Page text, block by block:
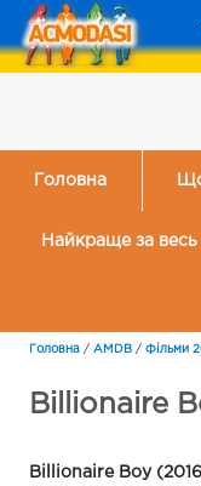
Головна
Найкраще за весь
Головна / AMDB / Фільми
Billionaire
Billionaire Boy